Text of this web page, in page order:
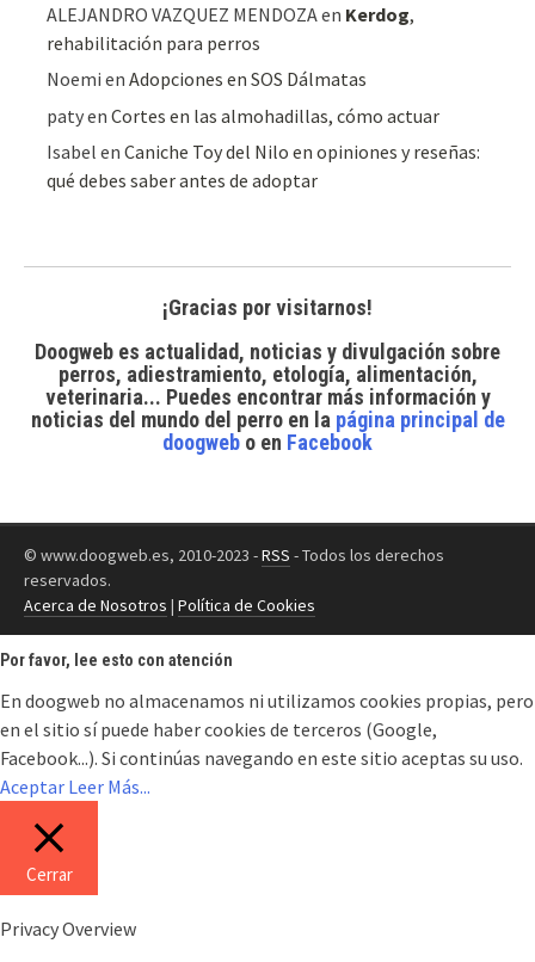
ALEJANDRO VAZQUEZ MENDOZAen Kerdog,
rehabilitación para perros
Noemi enAdopciones en SOS Dálmatas
patyenCortes en las almohadillas, cómo actuar
Isabel enCaniche Toy del Nilo en opiniones y reseñas:
qué debes saber antes de adoptar
¡Gracias por visitarnos!
Doogweb es actualidad, noticias y divulgación sobre
perros, adiestramiento, etología, alimentación,
veterinaria... Puedes encontrar más información y
noticias del mundo del perroen la página principal de
doogweb o en Facebook
© www.doogweb.es, 2010-2023 -RSS - Todos los derechos
reservados.
Acerca de Nosotros | Política de Cookies
Por favor, lee esto con atención
En doogweb no almacenamos ni utilizamos cookies propias, pero
en el sitio sí puede haber cookies de terceros (Google,
Facebook...). Si continúas navegando en este sitio aceptas su uso.
Aceptar Leer Más...
Cerrar
Privacy Overview